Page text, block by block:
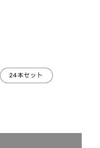
24本セット